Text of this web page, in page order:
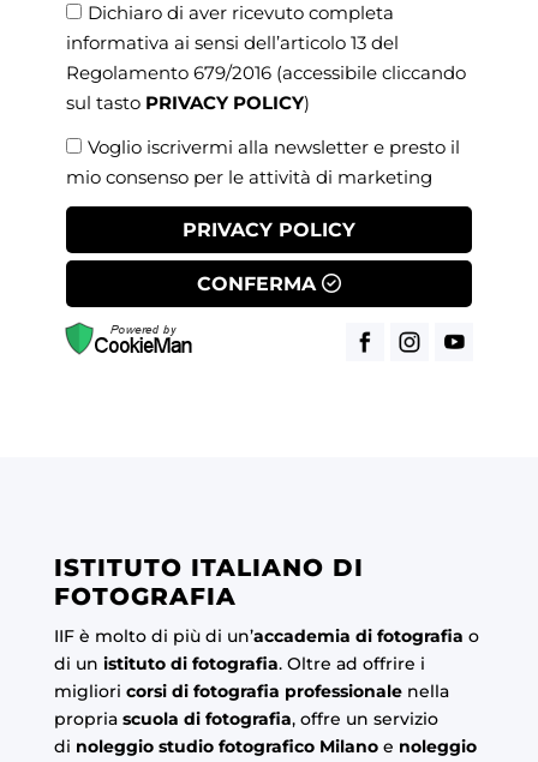
Dichiaro di aver ricevuto completa
informativa ai sensi dell’articolo 13 del
Regolamento 679/2016 (accessibile cliccando
sul tasto PRIVACY POLICY)
Voglio iscrivermi alla newsletter e presto il
mio consenso per le attività di marketing
PRIVACY POLICY
CONFERMA
ISTITUTO ITALIANO DI
FOTOGRAFIA
IIF è molto di più di un’accademia di fotografia o
di un istituto di fotografia. Oltre ad offrire i
migliori corsi di fotografia professionalenella
propria scuola di fotografia, offre un servizio
di noleggio studio fotografico Milano e noleggio